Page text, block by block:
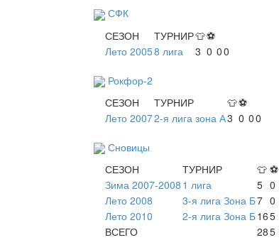
СФК
СЕЗОН
ТУРНИР👕⚽
Лето 20058 лига 3 0 00
Рокфор-2
СЕЗОН
ТУРНИР 👕⚽
Лето 20072-я лига зона А3 0 00
Сновицы
СЕЗОН
ТУРНИР 👕 ⚽
Зима 2007-2008 1 лига 5 0
Лето 2008
3-я лига Зона Б7 0
Лето 2010
2-я лига Зона Б165
ВСЕГО
285